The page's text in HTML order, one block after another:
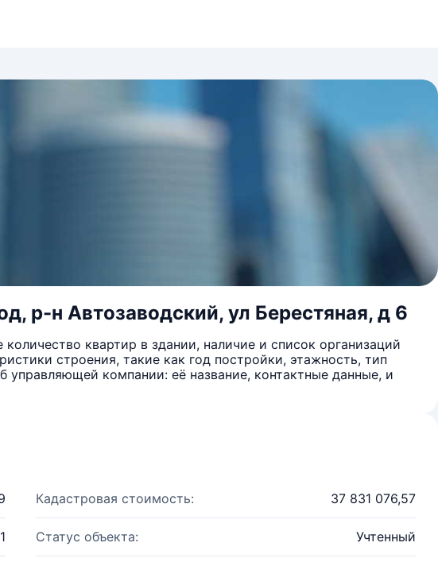
р-н Автозаводский, ул Берестяная, д 6
квартир в здании, наличие и список организаций
строения, такие как год постройки, этажность, тип
компании: её название, контактные данные, и
Кадастровая стоимость: 37 831 076,57
Статус объекта: Учтенный